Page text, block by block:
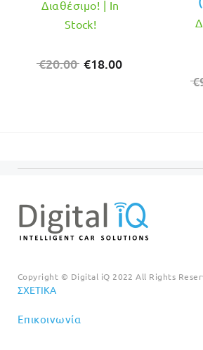
€20.00 Original
€18.00
Διαθέσιμο! | In
Stock!
€
Copyright © Digital iQ 2022 All Rights
ΣΧΕΤΙΚΆ
Επικοινωνία